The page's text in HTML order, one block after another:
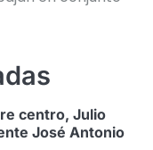
centro, Julio
José Antonio